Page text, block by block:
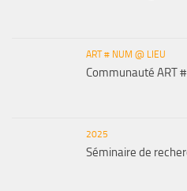
ART # NUM @ LIEU
Communauté ART
2025
Séminaire de